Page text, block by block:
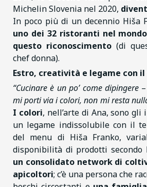
Michelin Slovenia nel 2020,
In poco più di un decennio Hiša
uno dei 32 ristoranti nel
questo riconoscimento (di
chef donna).
Estro, creatività e legame con
“Cucinare è un po’ come dipingere
mi porti via i colori, non mi resta
I colori, nell’arte di Ana, sono
un legame indissolubile con il
del menu di Hiša Franko,
disponibilità di prodotti secondo
un consolidato network di
apicoltori; c’è una persona che